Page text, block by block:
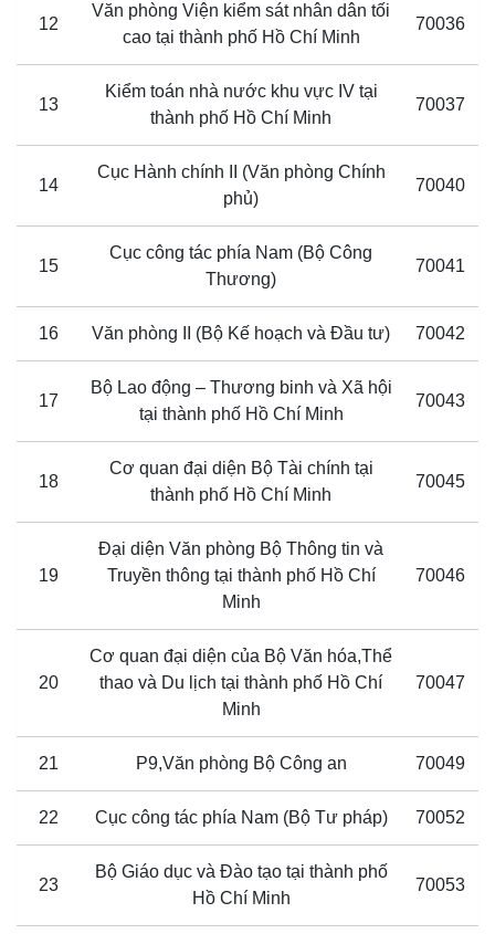
12
Văn phòng Viện kiểm sát nhân dân tối
cao tại thành phố Hồ Chí Minh
70036
13
Kiểm toán nhà nước khu vực IV tại
thành phố Hồ Chí Minh
70037
14
Cục Hành chính II (Văn phòng Chính
phủ)
70040
15
Cục công tác phía Nam (Bộ Công
Thương)
70041
16 Văn phòng II (Bộ Kế hoạch và Đầu tư) 70042
17
Bộ Lao động – Thương binh và Xã hội
tại thành phố Hồ Chí Minh
70043
18
Cơ quan đại diện Bộ Tài chính tại
thành phố Hồ Chí Minh
70045
19
Đại diện Văn phòng Bộ Thông tin và
Truyền thông tại thành phố Hồ Chí
Minh
70046
20
Cơ quan đại diện của Bộ Văn hóa,Thể
thao và Du lịch tại thành phố Hồ Chí
Minh
70047
21 P9,Văn phòng Bộ Công an 70049
22 Cục công tác phía Nam (Bộ Tư pháp) 70052
23
Bộ Giáo dục và Đào tạo tại thành phố
Hồ Chí Minh
70053